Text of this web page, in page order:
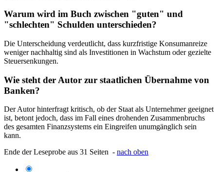
Warum wird im Buch zwischen "guten" und
"schlechten" Schulden unterschieden?
Die Unterscheidung verdeutlicht, dass kurzfristige Konsumanreize
weniger nachhaltig sind als Investitionen in Wachstum oder gezielte
Steuersenkungen.
Wie steht der Autor zur staatlichen Übernahme von
Banken?
Der Autor hinterfragt kritisch, ob der Staat als Unternehmer geeignet
ist, betont jedoch, dass im Fall eines drohenden Zusammenbruchs
des gesamten Finanzsystems ein Eingreifen unumgänglich sein
kann.
Ende der Leseprobe aus 31 Seiten - nach oben